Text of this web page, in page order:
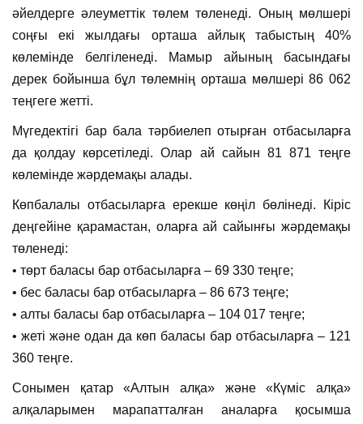
әйелдерге әлеуметтік төлем төленеді. Оның мөлшері
соңғы екі жылдағы орташа айлық табыстың 40%
көлемінде белгіленеді. Мамыр айының басындағы
дерек бойынша бұл төлемнің орташа мөлшері 86 062
теңгеге жетті.
Мүгедектігі бар бала тәрбиелеп отырған отбасыларға
да қолдау көрсетіледі. Олар ай сайын 81 871 теңге
көлемінде жәрдемақы алады.
Көпбалалы отбасыларға ерекше көңіл бөлінеді. Кіріс
деңгейіне қарамастан, оларға ай сайынғы жәрдемақы
төленеді:
• төрт баласы бар отбасыларға – 69 330 теңге;
• бес баласы бар отбасыларға – 86 673 теңге;
• алты баласы бар отбасыларға – 104 017 теңге;
• жеті және одан да көп баласы бар отбасыларға – 121
360 теңге.
Сонымен қатар «Алтын алқа» және «Күміс алқа»
алқаларымен марапатталған аналарға қосымша